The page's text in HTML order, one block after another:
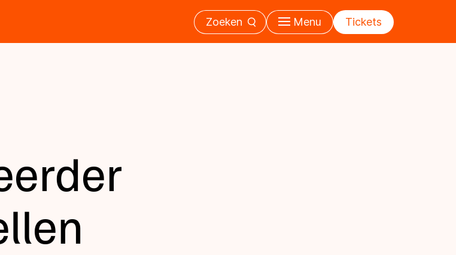
Zoeken Menu Tickets